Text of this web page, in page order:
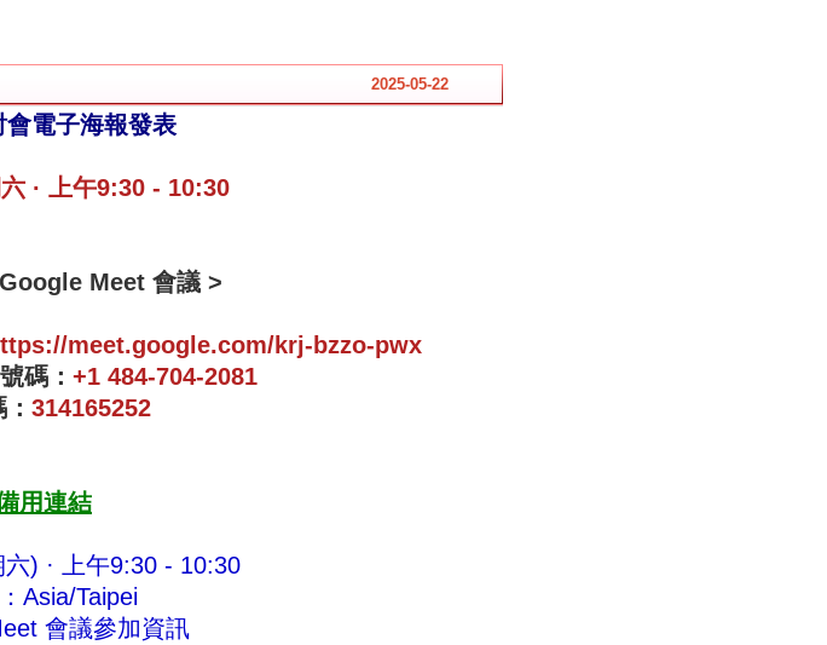
2025-05-22
會電子海報發表
· 上午9:30 - 10:30
Meet 會議 >
meet.google.com/krj-bzzo-pwx
碼： +1 484-704-2081
314165252
用連結
) · 上午9:30 - 10:30
Asia/Taipei
會議參加資訊